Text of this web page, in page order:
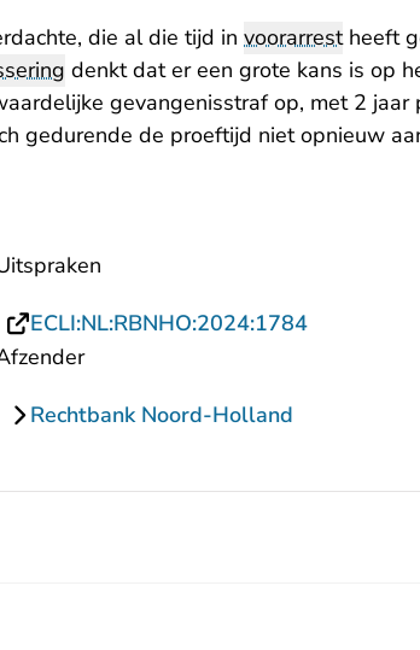
die al die tijd in voorarrestheeft
denkt dat er een grote kans is op
gevangenisstraf op, met 2
gedurende de proeftijd niet opnieuw
ECLI:NL:RBNHO:2024:1784- U verlaat
Rechtbank Noord-Holland